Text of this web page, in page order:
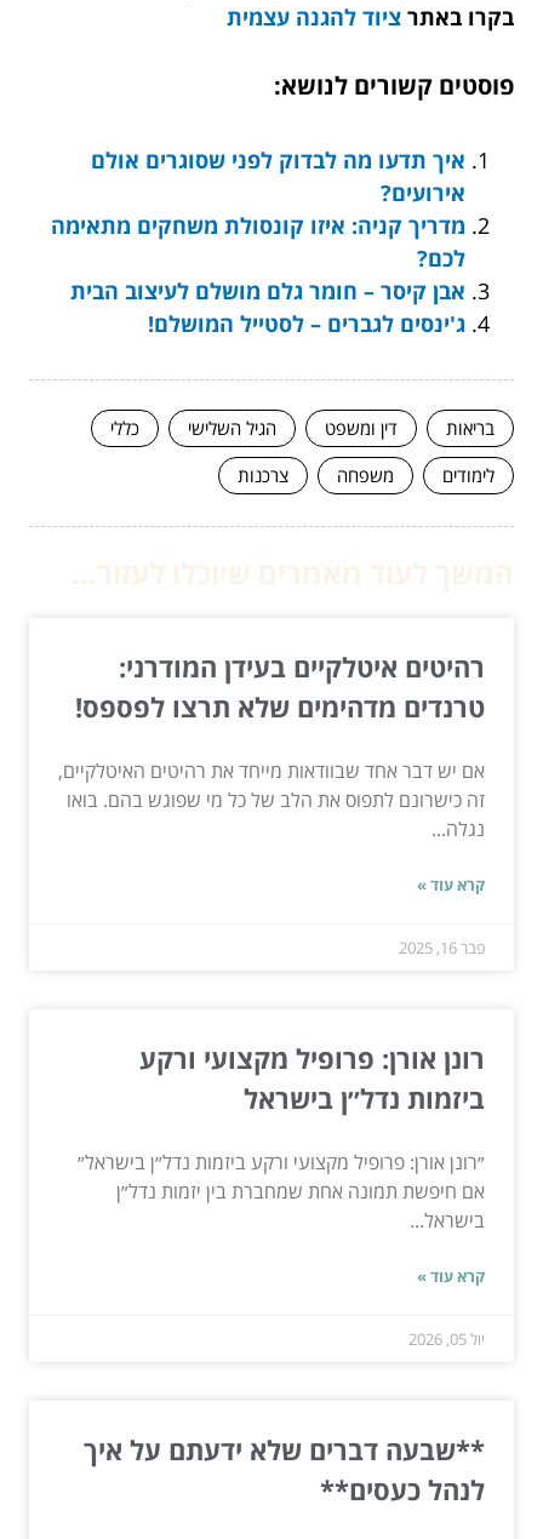
בקרו באתר ציוד להגנה עצמית
פוסטים קשורים לנושא:
איך תדעו מה לבדוק לפני שסוגרים אולם
אירועים?
מדריך קניה: איזו קונסולת משחקים מתאימה
לכם?
אבן קיסר – חומר גלם מושלם לעיצוב הבית
ג'ינסים לגברים – לסטייל המושלם!
בריאות דין ומשפט הגיל השלישי
כללי
לימודים
משפחה צרכנות
רהיטים איטלקיים בעידן המודרני:
טרנדים מדהימים שלא תרצו לפספס!
אם יש דבר אחד שבוודאות מייחד את רהיטים האיטלקיים,
זה כישרונם לתפוס את הלב של כל מי שפוגש בהם. בואו
נגלה...
קרא עוד »
פבר 16, 2025
רונן אורן: פרופיל מקצועי ורקע
ביזמות נדל״ן בישראל
״רונן אורן: פרופיל מקצועי ורקע ביזמות נדל״ן בישראל״
אם חיפשת תמונה אחת שמחברת בין יזמות נדל״ן
בישראל...
קרא עוד »
יול 05, 2026
**שבעה דברים שלא ידעתם על איך
לנהל כעסים**